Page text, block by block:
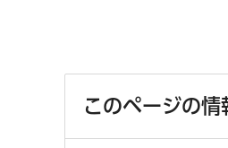
このページの情